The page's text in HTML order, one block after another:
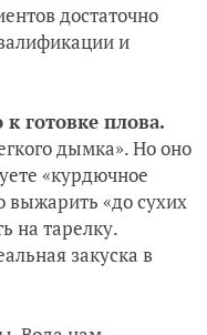
достаточно
и
готовке плова.
дымка». Но оно
«курдючное
выжарить «до сухих
на тарелку.
закуска в